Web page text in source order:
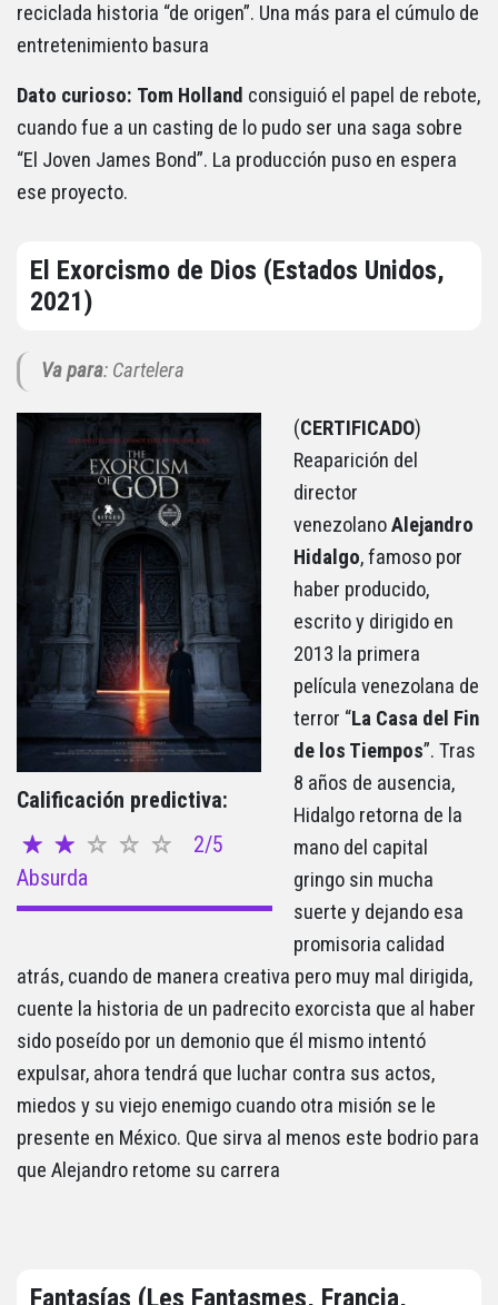
reciclada historia “de origen”. Una más para el cúmulo de
entretenimiento basura
Dato curioso: Tom Holland consiguió el papel de rebote,
cuando fue a un casting de lo pudo ser una saga sobre
“El Joven James Bond”. La producción puso en espera
ese proyecto.
El Exorcismo de Dios (Estados Unidos,
2021)
Va para: Cartelera
Calificación predictiva:
2/5
Absurda
(CERTIFICADO)
Reaparición del
director
venezolanoAlejandro
Hidalgo, famoso por
haber producido,
escrito y dirigido en
2013 la primera
película venezolana de
terror “La Casa del Fin
de los Tiempos”. Tras
8 años de ausencia,
Hidalgo retorna de la
mano del capital
gringo sin mucha
suerte y dejando esa
promisoria calidad
atrás, cuando de manera creativa pero muy mal dirigida,
cuente la historia de un padrecito exorcista que al haber
sido poseído por un demonio que él mismo intentó
expulsar, ahora tendrá que luchar contra sus actos,
miedos y su viejo enemigo cuando otra misión se le
presente en México. Que sirva al menos este bodrio para
que Alejandro retome su carrera
Fantasías (Les Fantasmes, Francia,